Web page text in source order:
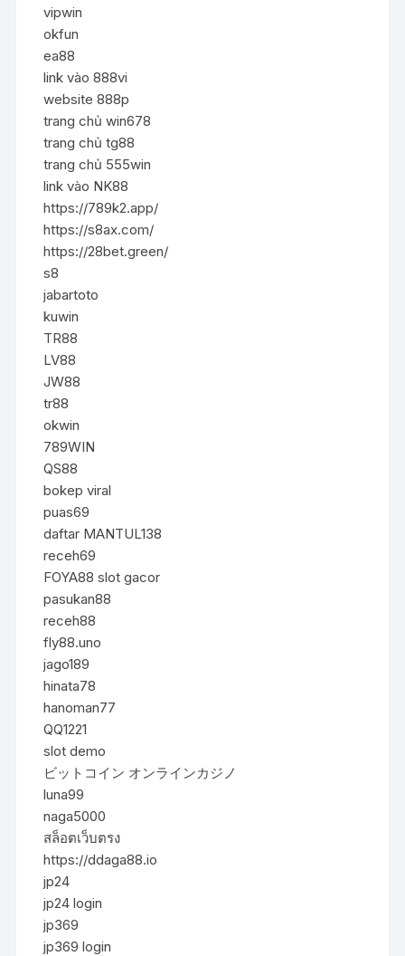
vipwin
okfun
ea88
link vào 888vi
website 888p
trang chủ win678
trang chủ tg88
trang chủ 555win
link vào NK88
https://789k2.app/
https://s8ax.com/
https://28bet.green/
s8
jabartoto
kuwin
TR88
LV88
JW88
tr88
okwin
789WIN
QS88
bokep viral
puas69
daftar MANTUL138
receh69
FOYA88 slot gacor
pasukan88
receh88
fly88.uno
jago189
hinata78
hanoman77
QQ1221
slot demo
ビットコイン オンラインカジノ
luna99
naga5000
สล็อตเว็บตรง
https://ddaga88.io
jp24
jp24 login
jp369
jp369 login